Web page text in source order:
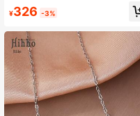
デートに欠かせないアクセサリー
ールに合わせやすい、バレンタイ
デー、彼女、親友への誕生日ギフ
¥326 -3%